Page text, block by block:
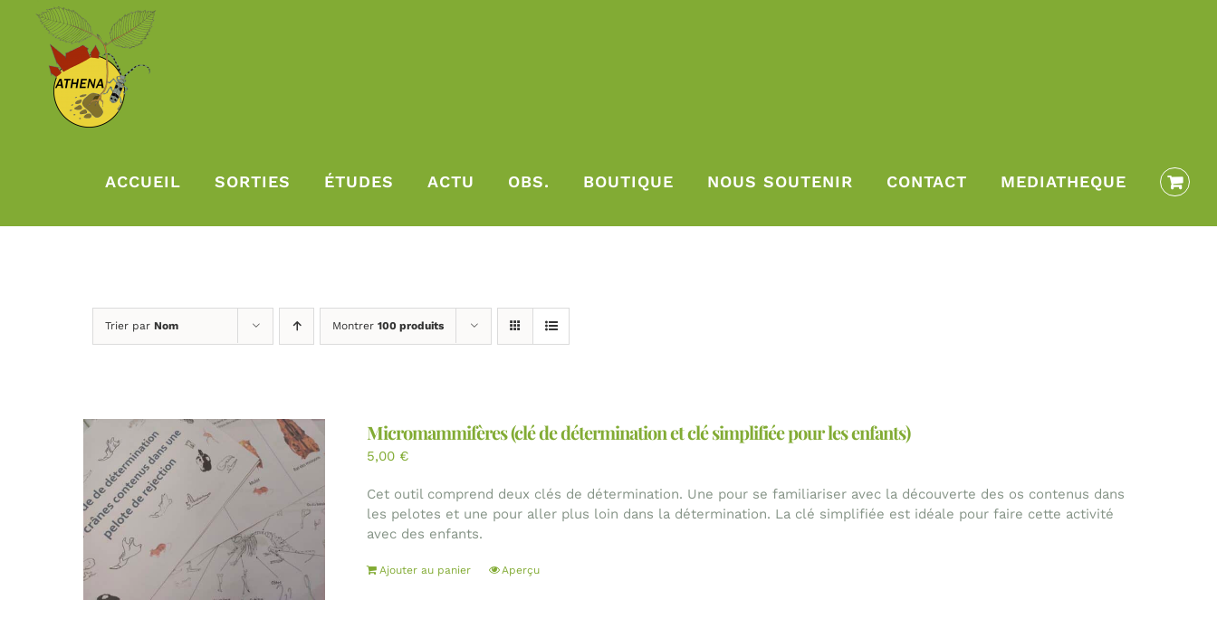
Passer
contenu
ACCUEIL SORTIES ÉTUDES ACTU OBS. BOUTIQUE NOUS SOUTENIR CONTACT MEDIATHEQUE
Trier par Nom Montrer 100 produits
Micromammifères (clé de détermination et clé simplifiée pour les enfants)
5,00 €
Cet outil comprend deux clés de détermination. Une pour se familiariser avec la découverte des os contenus dans
les pelotes et une pour aller plus loin dans la détermination. La clé simplifiée est idéale pour faire cette activité
avec des enfants.
Ajouter au panier Aperçu